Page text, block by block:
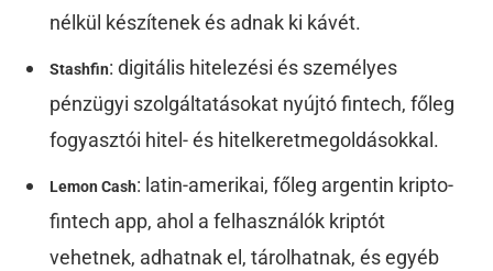
nélkül készítenek és adnak ki kávét.
Stashfin: digitális hitelezési és személyes
pénzügyi szolgáltatásokat nyújtó fintech, főleg
fogyasztói hitel- és hitelkeretmegoldásokkal.
Lemon Cash: latin-amerikai, főleg argentin kripto-
fintech app, ahol a felhasználók kriptót
vehetnek, adhatnak el, tárolhatnak, és egyéb